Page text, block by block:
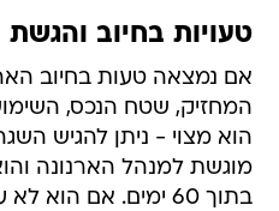
טעויות בחיוב
אם נמצאה טעות בחיוב
המחזיק, שטח הנכס,
מוגשת למנהל הארנונה
בתוך 60 ימים. אם